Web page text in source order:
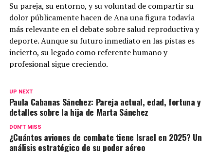
Su pareja, su entorno, y su voluntad de compartir su
dolor públicamente hacen de Ana una figura todavía
más relevante en el debate sobre salud reproductiva y
deporte. Aunque su futuro inmediato en las pistas es
incierto, su legado como referente humano y
profesional sigue creciendo.
UP NEXT
Paula Cabanas Sánchez: Pareja actual, edad, fortuna y
detalles sobre la hija de Marta Sánchez
DON'T MISS
¿Cuántos aviones de combate tiene Israel en 2025? Un
análisis estratégico de su poder aéreo